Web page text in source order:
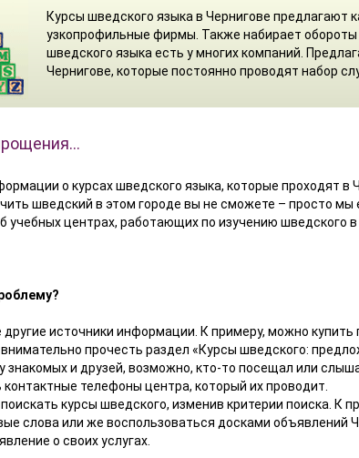
Курсы шведского языка в Чернигове предлагают
узкопрофильные фирмы. Также набирает
шведского языка есть у многих компаний.
Чернигове, которые постоянно проводят набор
о курсах шведского языка, которые проходят в
шведский в этом городе вы не сможете – просто
учебных центрах, работающих по изучению шведского в
источники информации. К примеру, можно купить
прочесть раздел «Курсы шведского:
у знакомых и друзей, возможно, кто-то посещал или
телефоны центра, который их проводит.
курсы шведского, изменив критерии поиска. К
слова или же воспользоваться досками объявлений
о своих услугах.